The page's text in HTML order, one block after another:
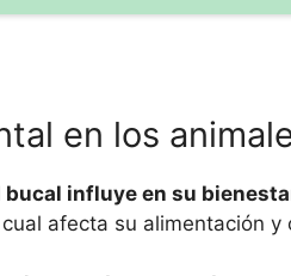
en los
bucal influye en su
afecta su alimentación y